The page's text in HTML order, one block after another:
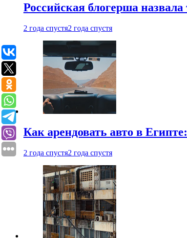
Российская блогерша
2 года спустя2 года спустя
Как арендовать авто в
2 года спустя2 года спустя